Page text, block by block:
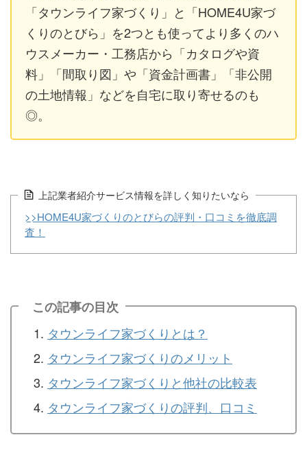
「タウンライフ家づくり」と「HOME4U家づ
くりのとびら」を2つとも使ってより多くのハ
ウスメーカー・工務店から「カタログや資
料」「間取り図」や「資金計画書」「非公開
の土地情報」などを自宅に取り寄せるのも
◎。
上記業者紹介サービス情報を詳しく知りたいなら
>>HOME4U家づくりのとびらの評判・口コミを徹底調
査！
この記事の目次
タウンライフ家づくりとは？
タウンライフ家づくりのメリット
タウンライフ家づくりと他社の比較表
タウンライフ家づくりの評判、口コミ